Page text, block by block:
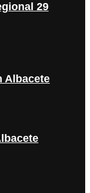
29
Albacete